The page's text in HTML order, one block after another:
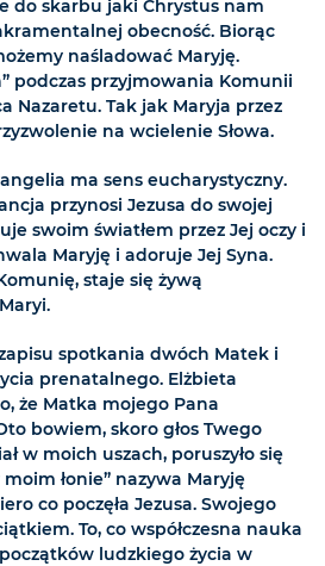
do skarbu jaki Chrystus nam
obecność. Biorąc
naśladować Maryję.
podczas przyjmowania Komunii
Nazaretu. Tak jak Maryja przez
na wcielenie Słowa.
ma sens eucharystyczny.
przynosi Jezusa do swojej
swoim światłem przez Jej oczy i
Maryję i adoruje Jej Syna.
staje się żywą
spotkania dwóch Matek i
prenatalnego. Elżbieta
że Matka mojego Pana
bowiem, skoro głos Twego
w moich uszach, poruszyło się
łonie” nazywa Maryję
co poczęła Jezusa. Swojego
To, co współczesna nauka
ludzkiego życia w